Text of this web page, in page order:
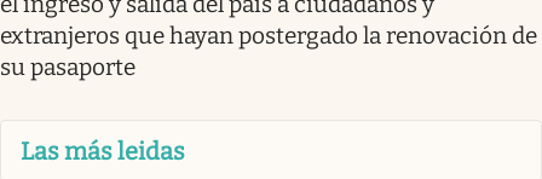
extranjeros que hayan postergado la renovación de
su pasaporte
Las más leidas